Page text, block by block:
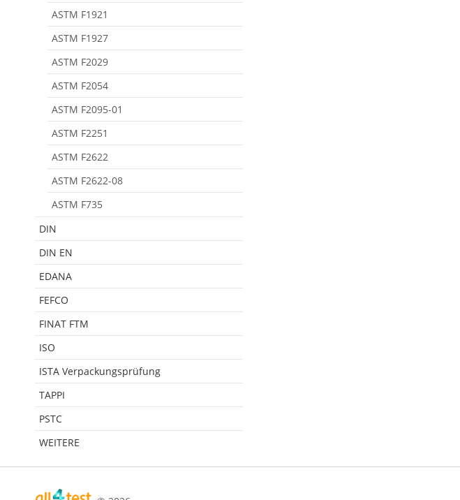
ASTM F1921
ASTM F1927
ASTM F2029
ASTM F2054
ASTM F2095-01
ASTM F2251
ASTM F2622
ASTM F2622-08
ASTM F735
DIN
DIN EN
EDANA
FEFCO
FINAT FTM
ISO
ISTA Verpackungsprüfung
TAPPI
PSTC
WEITERE